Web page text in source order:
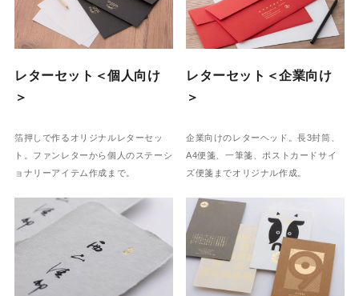
レターセット＜個人向け
＞
箔押しで作るオリジナルレターセッ
ト。ファンレターから個人のステーシ
ョナリーアイテム作成まで。
レターセット＜企業向け
＞
企業向けのレターヘッド。長3封筒、
A4便箋、一筆箋、ポストカードサイ
ズ便箋までオリジナル作成。